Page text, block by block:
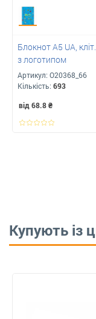
Блокнот А5 UA,
з логотипом
Артикул: O20368_66
Кількість: 693
від 68.8₴
Купують із